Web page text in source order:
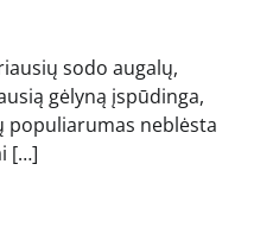
sodo augalų,
gėlyną įspūdinga,
populiarumas neblėsta
[…]